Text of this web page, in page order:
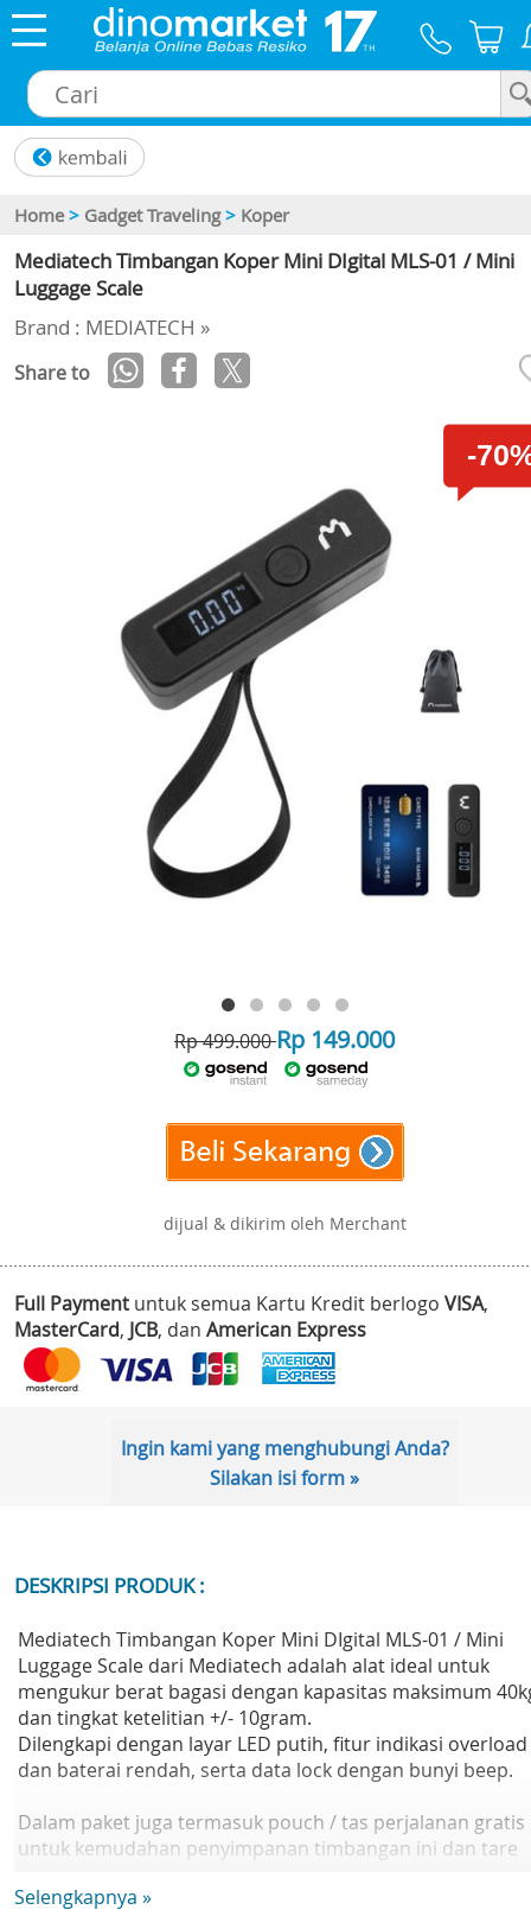
Home > Gadget Traveling > Koper
Mediatech Timbangan Koper Mini DIgital MLS-01 / Mini
Luggage Scale
Brand : MEDIATECH »
Share to
-
Rp 499.000Rp 149.000
dijual & dikirim oleh Merchant
Full Payment untuk semua Kartu Kredit berlogo VISA,
MasterCard, JCB, dan American Express
Ingin kami yang menghubungi Anda?
Silakan isi form »
DESKRIPSI PRODUK :
Mediatech Timbangan Koper Mini DIgital MLS-01 / Mini
Luggage Scale dari Mediatech adalah alat ideal untuk
mengukur berat bagasi dengan kapasitas maksimum
dan tingkat ketelitian +/- 10gram.
Dilengkapi dengan layar LED putih, fitur indikasi overload
dan baterai rendah, serta data lock dengan bunyi beep.
Dalam paket juga termasuk pouch / tas perjalanan gratis
untuk kemudahan penyimpanan timbangan ini dan tare
Alat ini sangat praktis untuk para pelancong yang ingin
Selengkapnya »